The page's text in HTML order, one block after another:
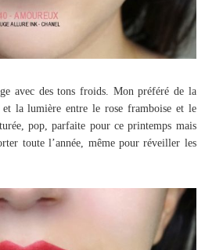
avec des tons froids. Mon préféré de la
la lumière entre le rose framboise et le
pop, parfaite pour ce printemps mais
toute l’année, même pour réveiller les